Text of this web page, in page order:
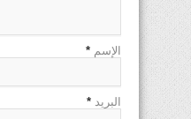
الإسم *
البريد *